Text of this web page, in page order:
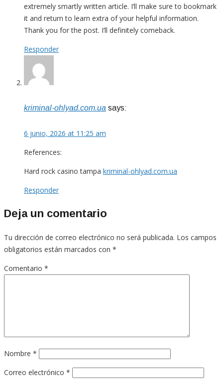
extremely smartly written article. I’ll make sure to bookmark
it and return to learn extra of your helpful information.
Thank you for the post. I’ll definitely comeback.
Responder
kriminal-ohlyad.com.ua says:
6 junio, 2026 at 11:25 am
References:
Hard rock casino tampa kriminal-ohlyad.com.ua
Responder
Deja un comentario
Tu dirección de correo electrónico no será publicada. Los campos
obligatorios están marcados con *
Comentario *
Nombre *
Correo electrónico *